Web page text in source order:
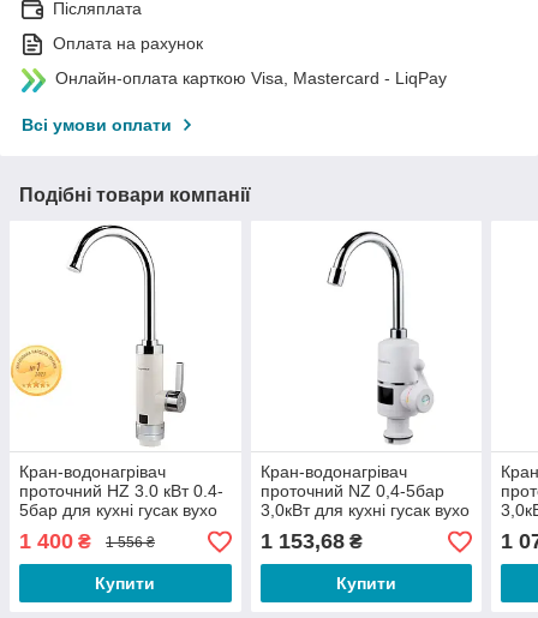
Післяплата
Оплата на рахунок
Онлайн-оплата карткою Visa, Mastercard - LiqPay
Всі умови оплати
Подібні товари компанії
Кран-водонагрівач
проточний HZ 3.0 кВт 0.4-
5бар для кухні гусак вухо
на гайці (W) AQUATICA
(HZ-6B143W)
1 400 ₴ 1 556 ₴
Купити
Кран-водонагрівач
проточний NZ 0,4-5бар
3,0кВт для кухні гусак вухо
на гайці з дисплеєм
Aquatica
1 153,68₴
Купити
на
1